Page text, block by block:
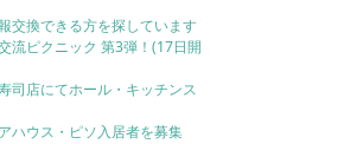
交換できる方を探しています
流ピクニック 第3弾！(17日開
司店にてホール・キッチンス
ハウス・ピソ入居者を募集